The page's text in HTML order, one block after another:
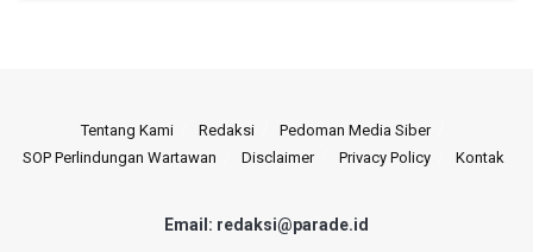
Tentang Kami Redaksi
Pedoman Media Siber
SOP Perlindungan Wartawan
Disclaimer Privacy Policy Kontak
Email: redaksi@parade.id